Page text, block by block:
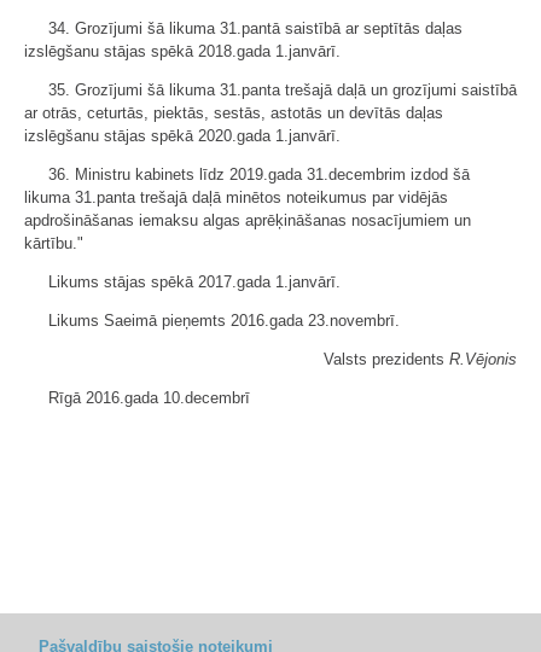
34. Grozījumi šā likuma 31.pantā saistībā ar septītās daļas
izslēgšanu stājas spēkā 2018.gada 1.janvārī.
35. Grozījumi šā likuma 31.panta trešajā daļā un grozījumi saistībā
ar otrās, ceturtās, piektās, sestās, astotās un devītās daļas
izslēgšanu stājas spēkā 2020.gada 1.janvārī.
36. Ministru kabinets līdz 2019.gada 31.decembrim izdod šā
likuma 31.panta trešajā daļā minētos noteikumus par vidējās
apdrošināšanas iemaksu algas aprēķināšanas nosacījumiem un
kārtību."
Likums stājas spēkā 2017.gada 1.janvārī.
Likums Saeimā pieņemts 2016.gada 23.novembrī.
Valsts prezidents R.Vējonis
Rīgā 2016.gada 10.decembrī
Pašvaldību saistošie noteikumi